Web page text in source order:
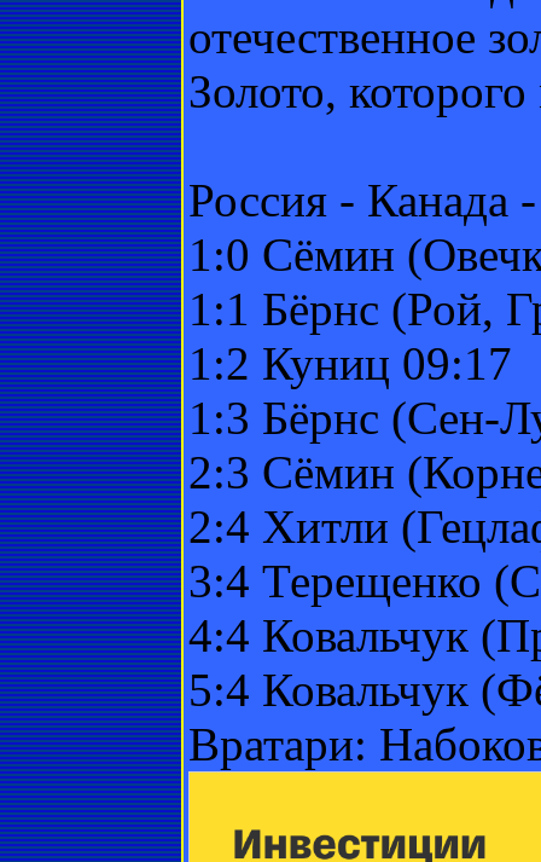
отечественное
Золото,
Россия -
1:0 Сёмин
1:1 Бёрнс (Рой,
1:2 Куниц 09:17
1:3 Бёрнс (Сен-
2:3 Сёмин
2:4 Хитли
3:4 Терещенко
4:4 Ковальчук
5:4 Ковальчук
Вратари: